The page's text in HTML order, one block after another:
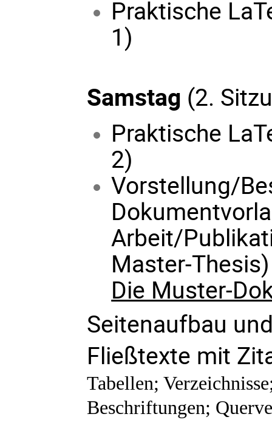
Praktische
1)
Samstag (2.
Praktische
2)
Vorstellung/
Arbeit/
Master-Thesis)
Die Muster-
Seitenaufbau
Fließtexte mit
Tabellen;
Beschriftungen;